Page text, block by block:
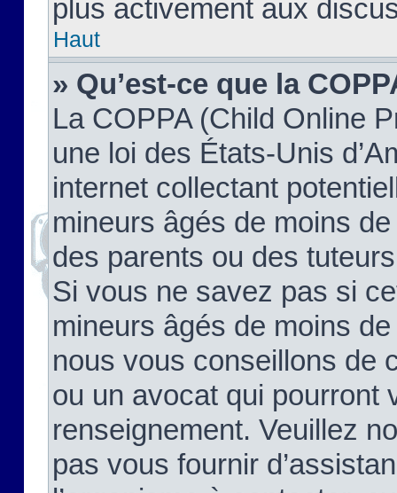
plus activement aux
Haut
» Qu’est-ce que la
La COPPA (Child Online
une loi des États-Unis
internet collectant
mineurs âgés de moins
des parents ou des
Si vous ne savez pas si
mineurs âgés de moins
nous vous conseillons de
ou un avocat qui pourront
renseignement. Veuillez
pas vous fournir